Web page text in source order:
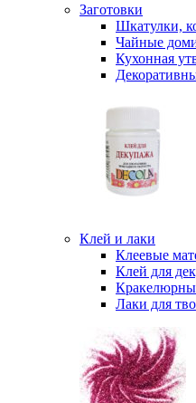
Заготовки
Шкатулки,
Чайные
Кухонная
Клей и лаки
Клеевые
Клей для
Лаки для